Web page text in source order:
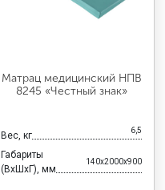
Матрац медицинский НПВ
8245 «Честный знак»
Вес, кг 6,5
Габариты
(ВхШхГ), мм
140x2000x900